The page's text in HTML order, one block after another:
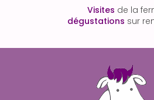
Visites de la
dégustations sur